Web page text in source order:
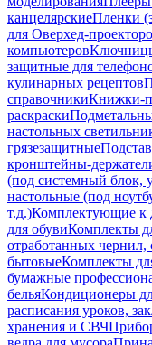
канцелярскиеПленки
для Оверхед-
компьютеров
защитные для
кулинарных рецептов
справочникиКнижки-
раскраски
настольных
грязезащитные
кронштейны-
(под системный блок,
настольные (под
т.д.)Комплектующие к
для обувиКомплекты
отработанных чернил,
бытовыеКомплекты
бумажные
бельяКондиционеры
расписания уроков,
хранения и СВЧ